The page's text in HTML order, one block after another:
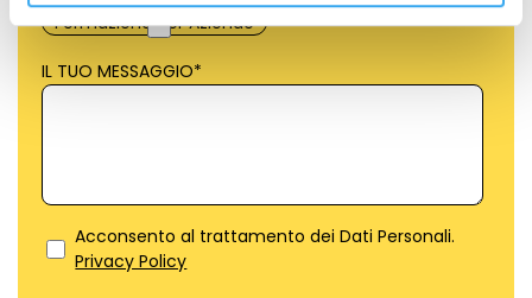
Formazione per Aziende
IL TUO MESSAGGIO*
Acconsento al trattamento dei Dati Personali.
Privacy Policy